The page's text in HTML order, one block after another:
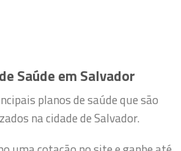
Saúde em Salvador
planos de saúde que são
na cidade de Salvador.